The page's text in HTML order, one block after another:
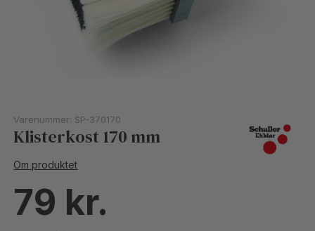
Varenummer: SP-370170
Klisterkost 170 mm
Om produktet
79